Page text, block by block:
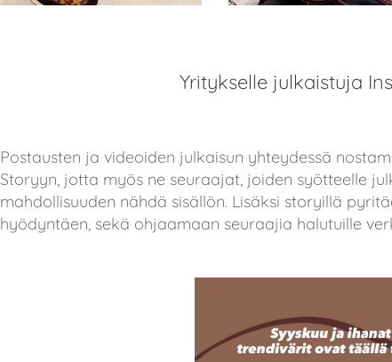
Yritykselle julkaistuja
Postausten ja videoiden julkaisun yhteydessä
Storyyn, jotta myös ne seuraajat, joiden syötteelle
mahdollisuuden nähdä sisällön. Lisäksi storyillä
hyödyntäen, sekä ohjaamaan seuraajia halutuille